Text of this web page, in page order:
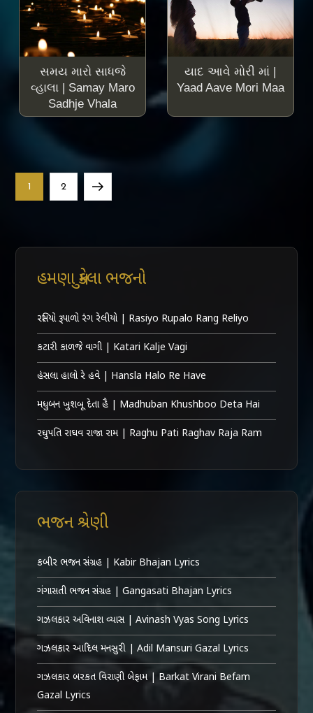
સમય મારો સાધજે
વ્હાલા | Samay Maro
Sadhje Vhala
યાદ આવે મોરી માં |
Yaad Aave Mori Maa
Posts
Page
1 Page
2 Next
હમણા મુકેલા ભજનો
રસિયો રૂપાળો રંગ રેલીયો | Rasiyo Rupalo Rang Reliyo
કટારી કાળજે વાગી | Katari Kalje Vagi
હંસલા હાલો રે હવે | Hansla Halo Re Have
મધુબન ખુશબૂ દેતા હૈ | Madhuban Khushboo Deta Hai
રઘુપતિ રાઘવ રાજા રામ | Raghu Pati Raghav Raja Ram
ભજન શ્રેણી
કબીર ભજન સંગ્રહ | Kabir Bhajan Lyrics
ગંગાસતી ભજન સંગ્રહ | Gangasati Bhajan Lyrics
ગઝલકાર અવિનાશ વ્યાસ | Avinash Vyas Song Lyrics
ગઝલકાર આદિલ મનસુરી | Adil Mansuri Gazal Lyrics
ગઝલકાર બરકત વિરાણી બેફામ | Barkat Virani Befam
Gazal Lyrics